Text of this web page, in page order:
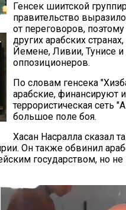
Генсек шиитской
правительство
от переговоров,
других арабских
Йемене, Ливии, Тунисе
оппозиционеров.
По словам генсека
арабские, финансируют
террористическая сеть
большое поле боя.
Хасан Насралла сказал
Он также обвинил
государством, но